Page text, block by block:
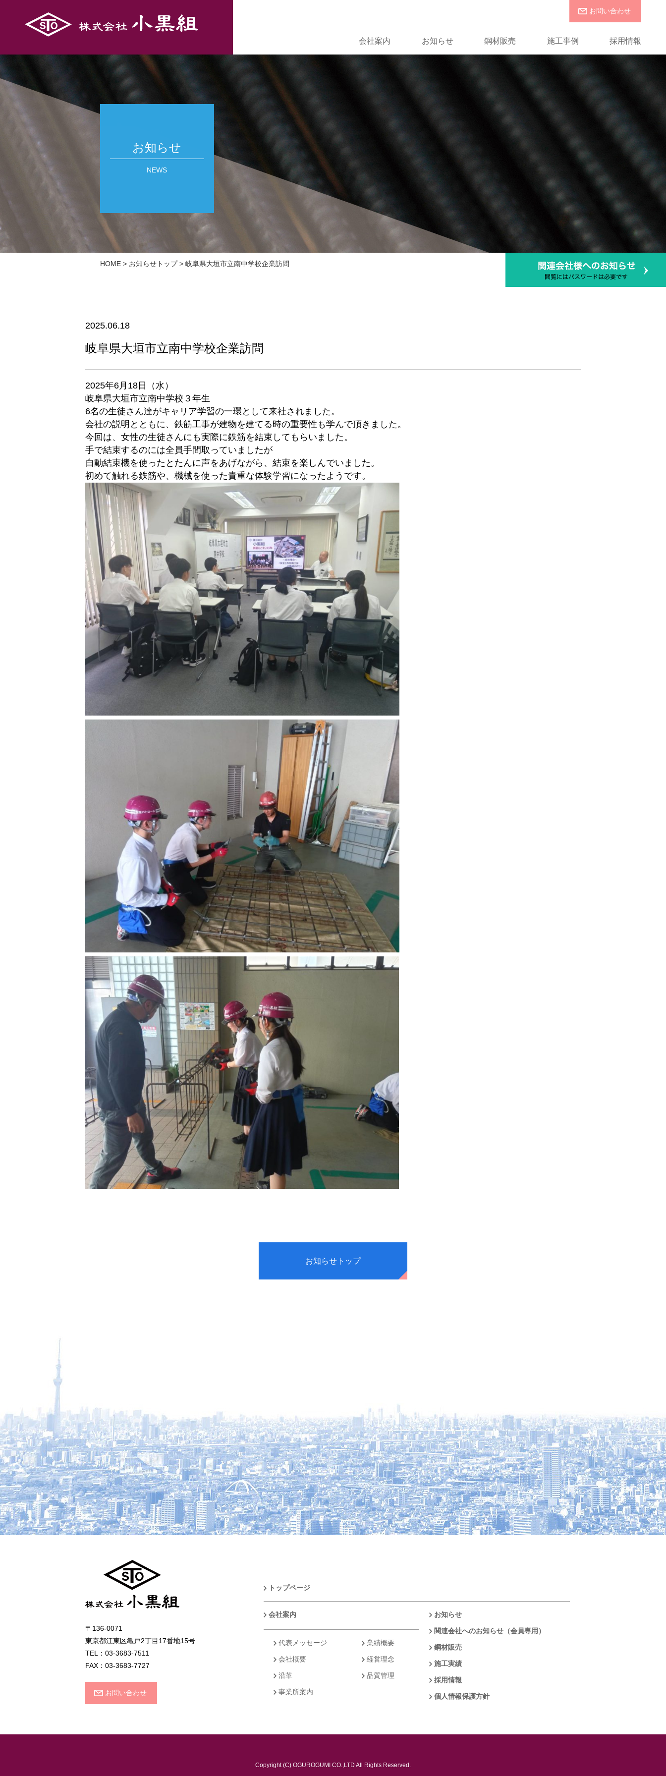
会社案内 お知らせ 鋼材販売 施工事例 採用情報
お問い合わせ
お知らせ
NEWS
HOME> お知らせトップ> 岐阜県大垣市立南中学校企業訪問
2025.06.18
岐阜県大垣市立南中学校企業訪問
2025年6月18日（水）
岐阜県大垣市立南中学校３年生
6名の生徒さん達がキャリア学習の一環として来社されました。
会社の説明とともに、鉄筋工事が建物を建てる時の重要性も学んで頂きました。
今回は、女性の生徒さんにも実際に鉄筋を結束してもらいました。
手で結束するのには全員手間取っていましたが
自動結束機を使ったとたんに声をあげながら、結束を楽しんでいました。
初めて触れる鉄筋や、機械を使った貴重な体験学習になったようです。
お知らせトップ
〒136-0071
東京都江東区亀戸2丁目17番地15号
TEL：03-3683-7511
FAX：03-3683-7727
お問い合わせ
トップページ
会社案内 お知らせ
関連会社へのお知らせ（会員専用）
鋼材販売
施工実績
採用情報
個人情報保護方針
代表メッセージ
会社概要
沿革
事業所案内
業績概要
経営理念
品質管理
Copyright (C) OGUROGUMI CO.,LTD All Rights Reserved.